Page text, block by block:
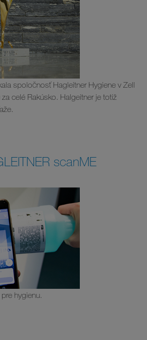
spoločnosť Hagleitner Hygiene v Zell
celé Rakúsko. Halgeitner je totiž
scanME
hygienu.